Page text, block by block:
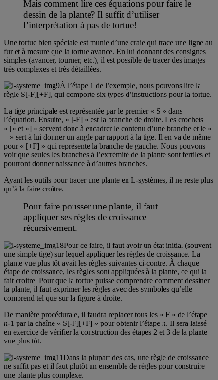
Mais comment lire ces équations pour faire le
dessin de la plante? Il suffit d’utiliser
l’interprétation à pas de tortue!
Une tortue bien spéciale est munie d’une craie qui trace une ligne au
fur et à mesure que la tortue avance. En lui donnant des consignes
simples (avancer, tourner, etc.), il est possible de tracer des images
très complexes et très détaillées.
À l’étape 1 de l’exemple, nous pouvons lire la
règle S[-F][+F], qui comporte six types d’instructions pour la tortue.
La tige principale est représentée par le premier « S » dans
l’équation. Ensuite, « [-F] » est la branche de droite. Les crochets
« [» et «] » servent donc à encadrer le contenu d’une branche et le «
– » sert à lui donner un angle par rapport à la tige. Il en va de même
pour « [+F] » qui représente la branche de gauche. Nous pouvons
voir que seules les branches à l’extrémité de la plante sont fertiles et
pourront donner naissance à d’autres branches.
Ayant les outils pour tracer une plante en L-systèmes, il ne reste plus
qu’à la faire croître.
Pour faire pousser une plante, il faut
appliquer ses règles de croissance
récursivement.
Pour ce faire, il faut avoir un état initial (souvent
une simple tige) sur lequel appliquer les règles de croissance. La
plante vue plus tôt avait les règles suivantes ci-contre. À chaque
étape de croissance, les règles sont appliquées à la plante, ce qui la
fait croitre. Pour que la tortue puisse comprendre comment dessiner
la plante, il faut exprimer les règles avec des symboles qu’elle
comprend tel que sur la figure à droite.
De manière procédurale, il faudra replacer tous les « F » de l’étape
n-1 par la chaîne « S[-F][+F] » pour obtenir l’étape n. Il sera laissé
en exercice de vérifier la construction des étapes 2 et 3 de la plante
vue plus tôt.
Dans la plupart des cas, une règle de croissance
ne suffit pas et il faut plutôt un ensemble de règles pour construire
une plante plus complexe.